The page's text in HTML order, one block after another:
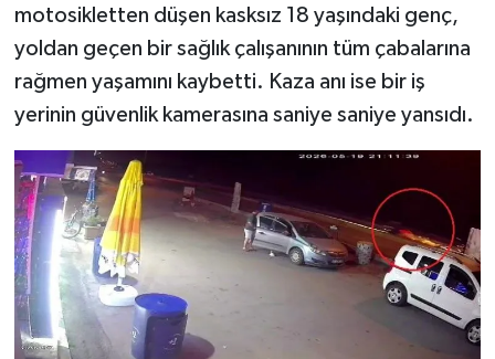
motosikletten düşen kasksız 18 yaşındaki genç,
yoldan geçen bir sağlık çalışanının tüm çabalarına
rağmen yaşamını kaybetti. Kaza anı ise bir iş
yerinin güvenlik kamerasına saniye saniye yansıdı.